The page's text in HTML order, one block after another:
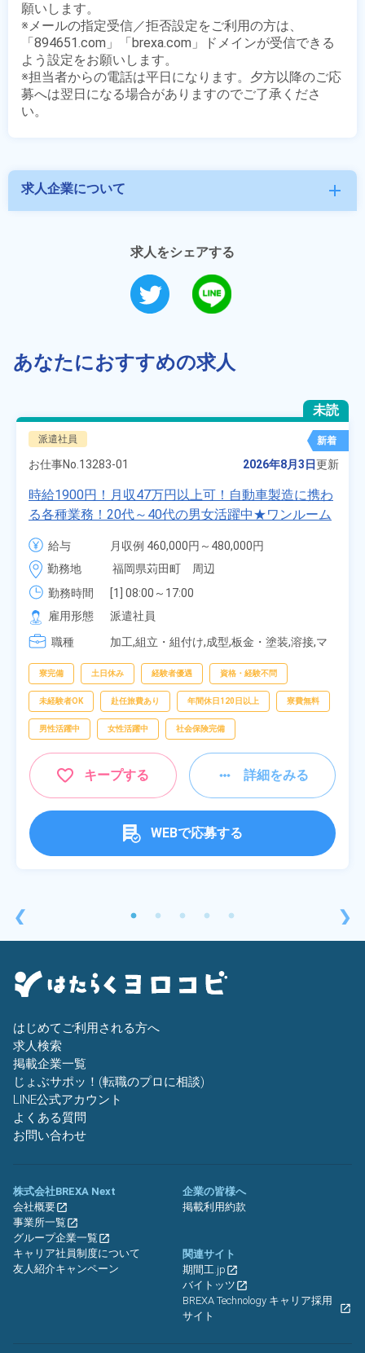
願いします。
※メールの指定受信／拒否設定をご利用の方は、
「894651.com」「brexa.com」ドメインが受信できる
よう設定をお願いします。
※担当者からの電話は平日になります。夕方以降のご応
募へは翌日になる場合がありますのでご了承くださ
求人企業について add
求人をシェアする
あなたにおすすめの求人
❮
未読
派遣社員 新着
お仕事No. 13283-01 2026年8月3日更新
時給1900円！月収47万円以上可！自動車製造に携わ
る各種業務！20代～40代の男女活躍中★ワンルーム
寮無料！マイカー通勤OK！無料駐車場あり！赴任旅
費会社負担！社員食堂あり！日払いあり！土日休
み！特別賞与90万円支給！《福岡県京都郡苅田町》
給与
月収例 460,000円～480,000円
時給 1,900円～1,900円
勤務地
福岡県苅田町　周辺
勤務時間
[1] 08:00～17:00
[2] 20:00～05:00
[3] 06:30～15:00
[4] 14:30～23:00
雇用形態
派遣社員
職種
加工,組立・組付け,成型,板金・塗装,溶接,マ
査,物流・配送
寮完備 土日休み 経験者優遇 資格・経験不問
未経験者OK 赴任旅費あり 年間休日120日以上 寮費無料
男性活躍中 女性活躍中 社会保険完備
キープする 詳細をみる
WEBで応募する
❯
はじめてご利用される方へ
求人検索
掲載企業一覧
じょぶサポッ！(転職のプロに相談)
LINE公式アカウント
よくある質問
お問い合わせ
株式会社BREXA Next
会社概要
事業所一覧
グループ企業一覧
キャリア社員制度について
友人紹介キャンペーン
企業の皆様へ
掲載利用約款
関連サイト
期間工.jp
バイトッツ
BREXA Technology キャリア採用
サイト